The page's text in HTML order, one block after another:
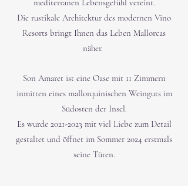
mediterranen Lebensgefühl vereint.
Die rustikale Architektur des modernen Vino
Resorts bringt Ihnen das Leben Mallorcas
näher.
Son Amaret ist eine Oase mit 11 Zimmern
inmitten eines mallorquinischen Weinguts im
Südosten der Insel.
Es wurde 2021-2023 mit viel Liebe zum Detail
gestaltet und öffnet im Sommer 2024 erstmals
seine Türen.